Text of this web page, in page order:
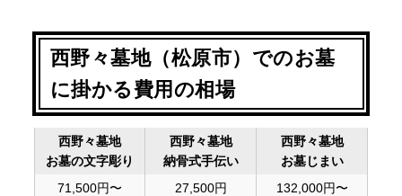
西野々墓地（松原市）でのお墓
に掛かる費用の相場
西野々墓地
お墓の文字彫り
西野々墓地
納骨式手伝い
西野々墓地
お墓じまい
71,500円〜
27,500円
132,000円〜